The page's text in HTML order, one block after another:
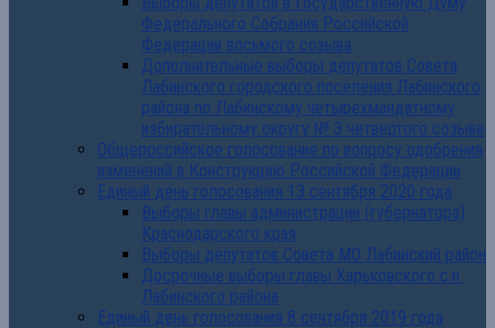
Федерального Собрания Российской
Федерации восьмого созыва
Дополнительные выборы депутатов Совета
Лабинского городского поселения Лабинского
района по Лабинскому четырехмандатному
избирательному округу № 3 четвертого созыва
Общероссийское голосование по вопросу одобрения
изменений в Конструкцию Российской Федерации
Единый день голосования 13 сентября 2020 года
Выборы главы администрации (губернатора)
Краснодарского края
Выборы депутатов Совета МО Лабинский район
Досрочные выборы главы Харьковского с.п.
Лабинского района
Единый день голосования 8 сентября 2019 года